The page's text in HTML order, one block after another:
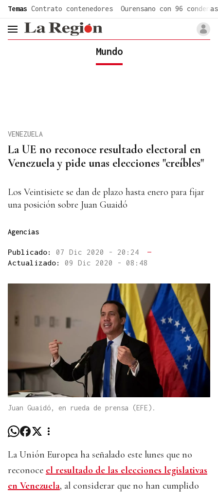
Temas Contrato contenedores Ourensano con 96 condenas
header.menu.open
Mundo
La UE no reconoce resultado electoral en
Venezuela y pide unas elecciones "creíbles"
VENEZUELA
Los Veintisiete se dan de plazo hasta enero para fijar
una posición sobre Juan Guaidó
Agencias
Publicado: 07 Dic 2020 - 20:24
—
Actualizado: 09 Dic 2020 - 08:48
Juan Guaidó, en rueda de prensa (EFE).
La Unión Europea ha señalado este lunes que no
reconoce el resultado de las elecciones legislativas
en Venezuela, al considerar que no han cumplido